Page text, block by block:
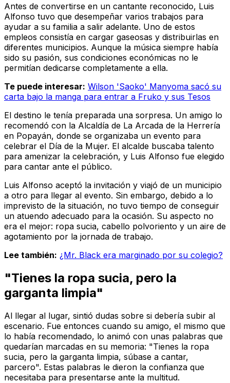
Antes de convertirse en un cantante reconocido, Luis
Alfonso tuvo que desempeñar varios trabajos para
ayudar a su familia a salir adelante. Uno de estos
empleos consistía en cargar gaseosas y distribuirlas en
diferentes municipios. Aunque la música siempre había
sido su pasión, sus condiciones económicas no le
permitían dedicarse completamente a ella.
Te puede interesar: Wilson 'Saoko' Manyoma sacó su
carta bajo la manga para entrar a Fruko y sus Tesos
El destino le tenía preparada una sorpresa. Un amigo lo
recomendó con la Alcaldía de La Arcada de la Herrería
en Popayán, donde se organizaba un evento para
celebrar el Día de la Mujer. El alcalde buscaba talento
para amenizar la celebración, y Luis Alfonso fue elegido
para cantar ante el público.
Luis Alfonso aceptó la invitación y viajó de un municipio
a otro para llegar al evento. Sin embargo, debido a lo
imprevisto de la situación, no tuvo tiempo de conseguir
un atuendo adecuado para la ocasión. Su aspecto no
era el mejor: ropa sucia, cabello polvoriento y un aire de
agotamiento por la jornada de trabajo.
Lee también: ¿Mr. Black era marginado por su colegio?
"Tienes la ropa sucia, pero la
garganta limpia"
Al llegar al lugar, sintió dudas sobre si debería subir al
escenario. Fue entonces cuando su amigo, el mismo que
lo había recomendado, lo animó con unas palabras que
quedarían marcadas en su memoria: "Tienes la ropa
sucia, pero la garganta limpia, súbase a cantar,
parcero". Estas palabras le dieron la confianza que
necesitaba para presentarse ante la multitud.